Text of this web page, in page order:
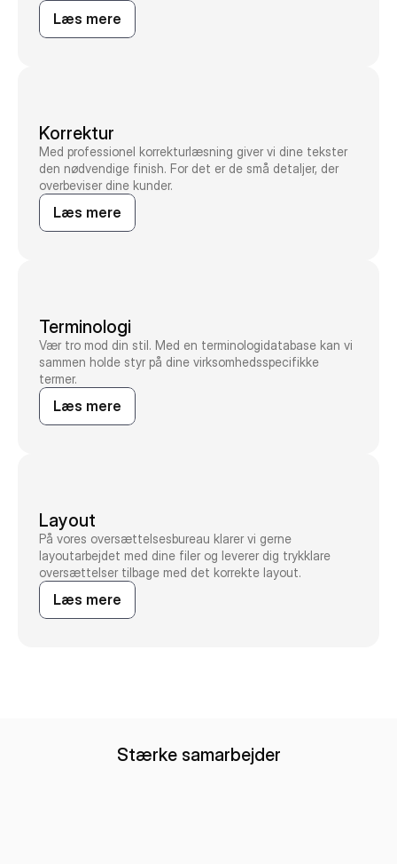
Læs mere
Korrektur
Med professionel korrekturlæsning giver vi dine tekster
den nødvendige finish. For det er de små detaljer, der
overbeviser dine kunder.
Læs mere
Terminologi
Vær tro mod din stil. Med en terminologidatabase kan vi
sammen holde styr på dine virksomhedsspecifikke
termer.
Læs mere
Layout
På vores oversættelsesbureau klarer vi gerne
layoutarbejdet med dine filer og leverer dig trykklare
oversættelser tilbage med det korrekte layout.
Læs mere
Stærke samarbejder